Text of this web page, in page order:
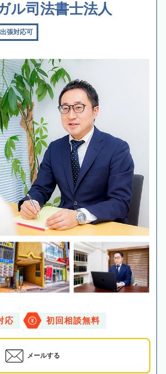
ル司法書士法人
張対応可
応 初回相談無料
メールする